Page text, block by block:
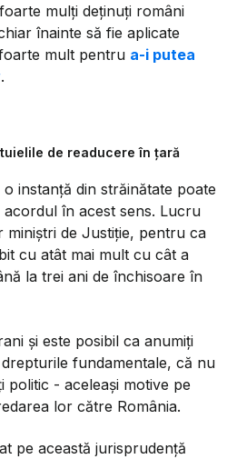
mulți deținuți români
înainte să fie aplicate
mult pentru a-i putea
.
de readucere în ţară
instanță din străinătate poate
în acest sens. Lucru
de Justiție, pentru ca
cu atât mai mult cu cât a
la trei ani de închisoare în
și este posibil ca anumiți
fundamentale, că nu
- aceleași motive pe
lor către România.
pe această jurisprudență